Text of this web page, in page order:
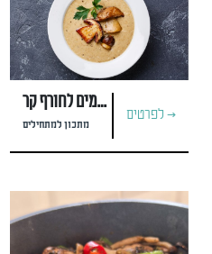
מרק פטריות חמים לחורף קר
מתכון למתחילים
לפרטים >